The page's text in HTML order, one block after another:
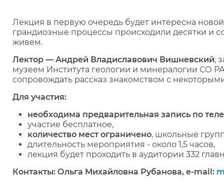
Лекция в первую очередь будет интересна
грандиозные процессы происходили десятки и
живем.
Лектор — Андрей Владиславович Вишневский,
музеем Института геологии и минералогии СО
сопровождать рассказ знакомством с
Для участия:
необходима предварительная запись по
участие бесплатное,
количество мест ограничено, школьные
длительность мероприятия - около 1,5 часов,
лекция будет проходить в аудитории 332
Контакты: Ольга Михайловна Рубанова, e-mail: